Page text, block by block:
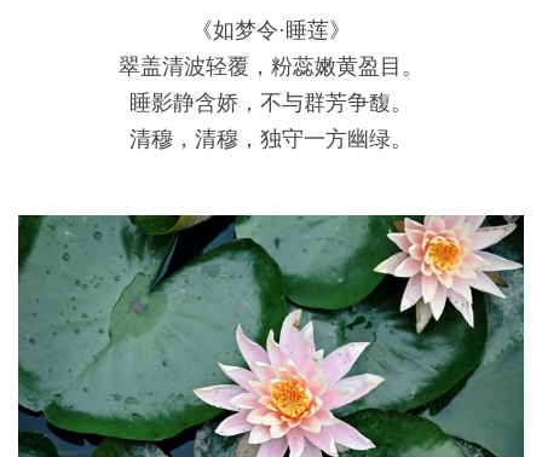
《如梦令·睡莲》
翠盖清波轻覆，粉蕊嫩黄盈目。
睡影静含娇，不与群芳争馥。
清穆，清穆，独守一方幽绿。